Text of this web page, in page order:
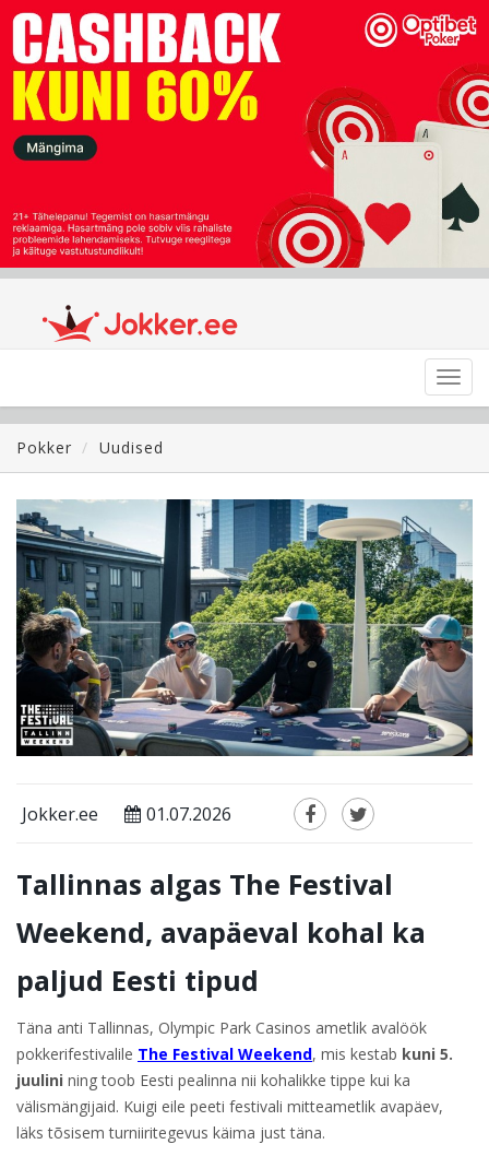
Pokker
Uudised
Jokker.ee 01.07.2026
Tallinnas algas The Festival
Weekend, avapäeval kohal ka
paljud Eesti tipud
Täna anti Tallinnas, Olympic Park Casinos ametlik avalöök
pokkerifestivalile The Festival Weekend, mis kestab kuni 5.
juulini ning toob Eesti pealinna nii kohalikke tippe kui ka
välismängijaid. Kuigi eile peeti festivali mitteametlik avapäev,
läks tõsisem turniiritegevus käima just täna.